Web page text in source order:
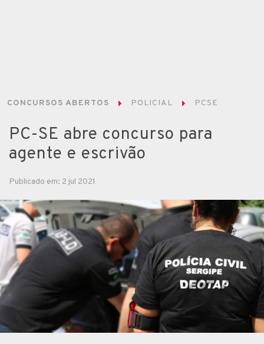
CONCURSOS ABERTOS POLICIAL PCSE
PC-SE abre concurso para
agente e escrivão
Publicado em: 2 jul 2021